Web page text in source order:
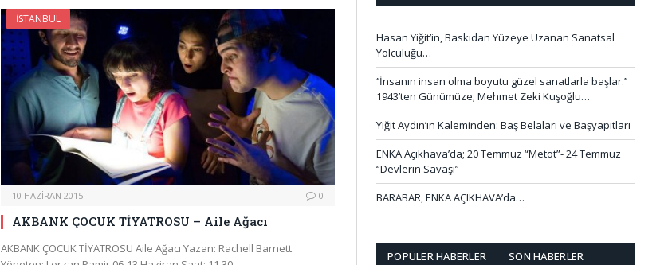
İSTANBUL
10 HAZIRAN 2015 0
AKBANK ÇOCUK TİYATROSU – Aile Ağacı
AKBANK ÇOCUK TİYATROSU Aile Ağacı Yazan: Rachell Barnett
Hasan Yiğit’in, Baskıdan Yüzeye Uzanan Sanatsal
Yolculuğu…
‘’İnsanın insan olma boyutu güzel sanatlarla başlar.’’
1943’ten Günümüze; Mehmet Zeki Kuşoğlu…
Yiğit Aydın’ın Kaleminden: Baş Belaları ve Başyapıtları
ENKA Açıkhava’da; 20 Temmuz “Metot”- 24 Temmuz
“Devlerin Savaşı”
BARABAR, ENKA AÇIKHAVA’da…
POPÜLER HABERLER SON HABERLER